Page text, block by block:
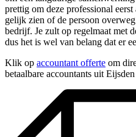
prettig om deze professional
gelijk zien of de persoon
bedrijf. Je zult op regelmaat met
dus het is wel van belang dat er
Klik op accountant offerte om
betaalbare accountants uit